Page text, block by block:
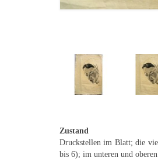
Zustand
Druckstellen im Blatt; die
bis 6); im unteren und